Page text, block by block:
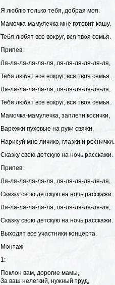
Я люблю только тебя, добрая моя.
Мамочка-мамулечка мне готовит кашу.
Тебя любят все вокруг, вся твоя семья.
Припев:
Ля-ля-ля-ля-ля-ля, ля-ля-ля-ля-ля-ля,
Тебя любят все вокруг, вся твоя семья.
Ля-ля-ля-ля-ля-ля, ля-ля-ля-ля-ля-ля,
Тебя любят все вокруг, вся твоя семья.
Мамочка-мамулечка, заплети косички,
Варежки пуховые на руки свяжи.
Нарисуй мне личико, глазки и реснички.
Сказку свою детскую на ночь расскажи.
Припев:
Ля-ля-ля-ля-ля-ля, ля-ля-ля-ля-ля-ля,
Сказку свою детскую на ночь расскажи.
Ля-ля-ля-ля-ля-ля, ля-ля-ля-ля-ля-ля,
Сказку свою детскую на ночь расскажи.
Выходят все участники концерта.
Монтаж
1:
Поклон вам, дорогие мамы,
За ваш нелегкий, нужный труд,